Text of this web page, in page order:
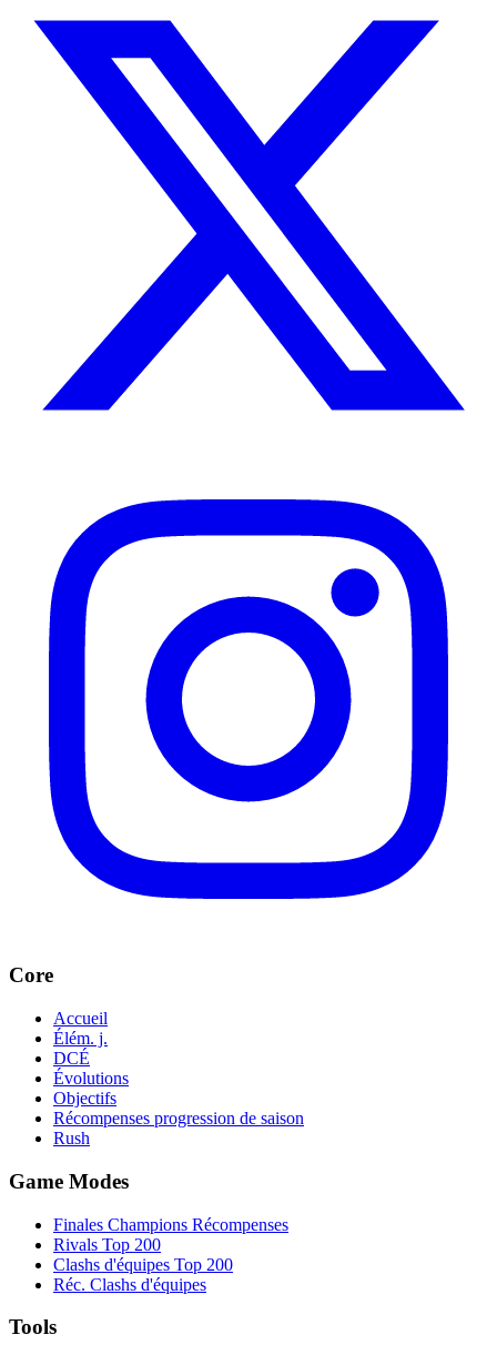
Core
Accueil
Élém. j.
DCÉ
Évolutions
Objectifs
Récompenses progression de saison
Rush
Game Modes
Finales Champions Récompenses
Rivals Top 200
Clashs d'équipes Top 200
Réc. Clashs d'équipes
Tools